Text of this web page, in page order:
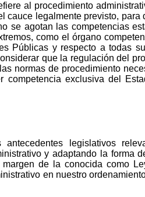
al procedimiento
cauce legalmente previsto,
se agotan las competencias
como el órgano
Públicas y respecto a todas
que la regulación del
normas de procedimiento
competencia exclusiva del
antecedentes legislativos
y adaptando la forma
margen de la conocida como
en nuestro